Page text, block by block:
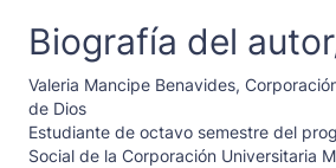
Biografía del
Valeria Mancipe Benavides,
de Dios
Estudiante de octavo semestre del
Social de la Corporación Universitaria